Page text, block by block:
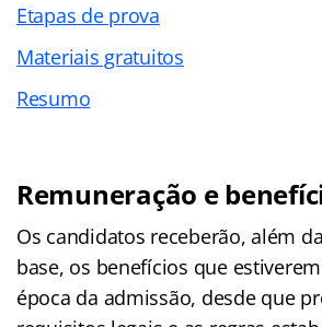
Etapas de prova
Materiais gratuitos
Resumo
Remuneração e
Os candidatos receberão, além
base, os benefícios que
época da admissão, desde que